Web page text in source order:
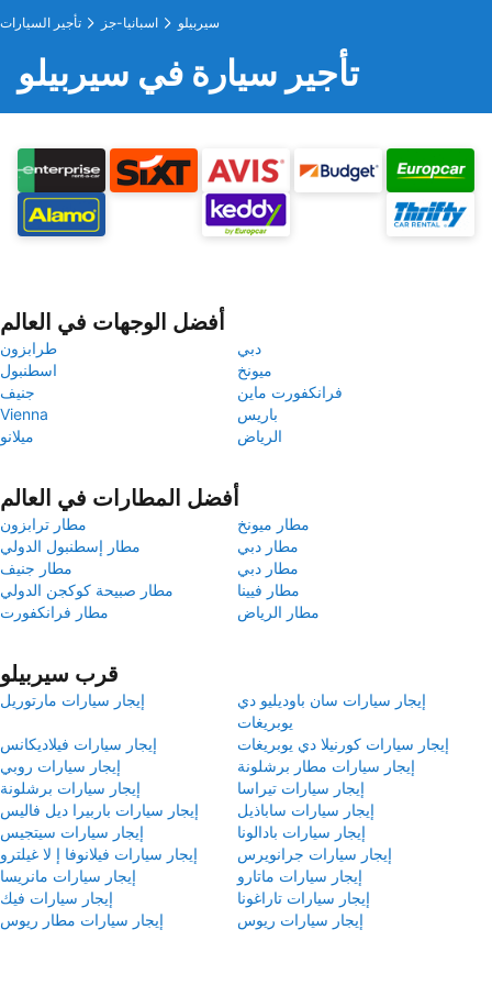
تأجير السيارات اسبانيا-جز سيربيلو
تأجير سيارة في سيربيلو
أفضل الوجهات في العالم
طرابزون
دبي
اسطنبول
ميونخ
جنيف
فرانكفورت ماين
Vienna
باريس
ميلانو
الرياض
أفضل المطارات في العالم
مطار ترابزون
مطار ميونخ
مطار إسطنبول الدولي
مطار دبي
مطار جنيف
مطار دبي
مطار صبيحة كوكجن الدولي
مطار فيينا
مطار فرانكفورت
مطار الرياض
قرب سيربيلو
إيجار سيارات مارتوريل
إيجار سيارات سان باوديليو دي
يوبريغات
إيجار سيارات فيلاديكانس
إيجار سيارات كورنيلا دي يوبريغات
إيجار سيارات روبي
إيجار سيارات مطار برشلونة
إيجار سيارات برشلونة
إيجار سيارات تيراسا
إيجار سيارات باربيرا ديل فاليس
إيجار سيارات ساباذيل
إيجار سيارات سيتجيس
إيجار سيارات بادالونا
إيجار سيارات فيلانوفا إ لا غيلترو
إيجار سيارات جرانويرس
إيجار سيارات مانريسا
إيجار سيارات ماتارو
إيجار سيارات فيك
إيجار سيارات تاراغونا
إيجار سيارات مطار ريوس
إيجار سيارات ريوس